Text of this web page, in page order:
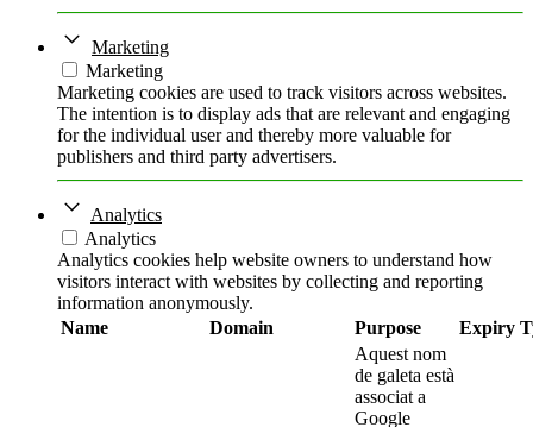
Marketing
Marketing
Marketing cookies are used to track visitors across websites.
The intention is to display ads that are relevant and engaging
for the individual user and thereby more valuable for
publishers and third party advertisers.
Analytics
Analytics
Analytics cookies help website owners to understand how
visitors interact with websites by collecting and reporting
information anonymously.
Name
Domain Purpose Expiry
Aquest nom
de galeta està
associat a
Google